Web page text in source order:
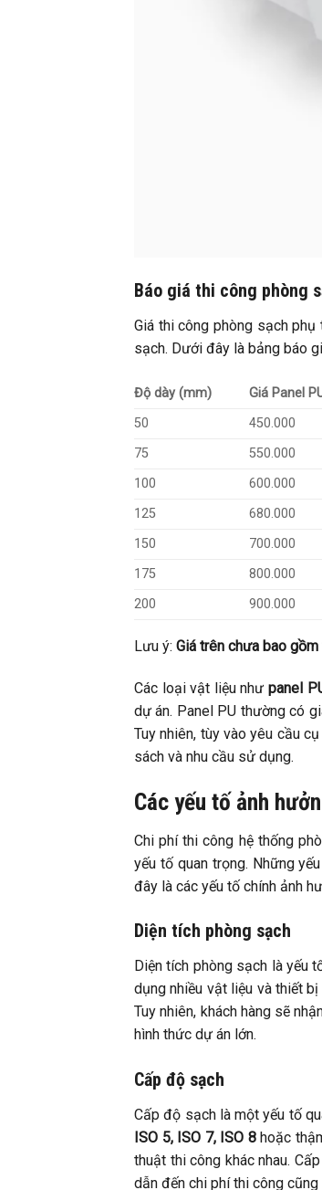
Báo giá thi công phòng
Giá thi công phòng sạch
sạch. Dưới đây là bảng báo
Độ dày (mm) Giá Panel
50
450.000
75
550.000
100
600.000
125
680.000
150
700.000
175
800.000
200
900.000
Lưu ý: Giá trên chưa bao gồm
Các loại vật liệu nhưpanel
dự án. Panel PU thường có
Tuy nhiên, tùy vào yêu cầu
sách và nhu cầu sử dụng.
Các yếu tố ảnh
Chi phí thi công hệ thống
yếu tố quan trọng. Những
đây là các yếu tố chính ảnh
Diện tích phòng sạch
Diện tích phòng sạch là yếu
dụng nhiều vật liệu và thiết
Tuy nhiên, khách hàng sẽ
hình thức dự án lớn.
Cấp độ sạch
Cấp độ sạch là một yếu tố
ISO 5, ISO 7, ISO 8hoặc
thuật thi công khác nhau.
dẫn đến chi phí thi công cũng